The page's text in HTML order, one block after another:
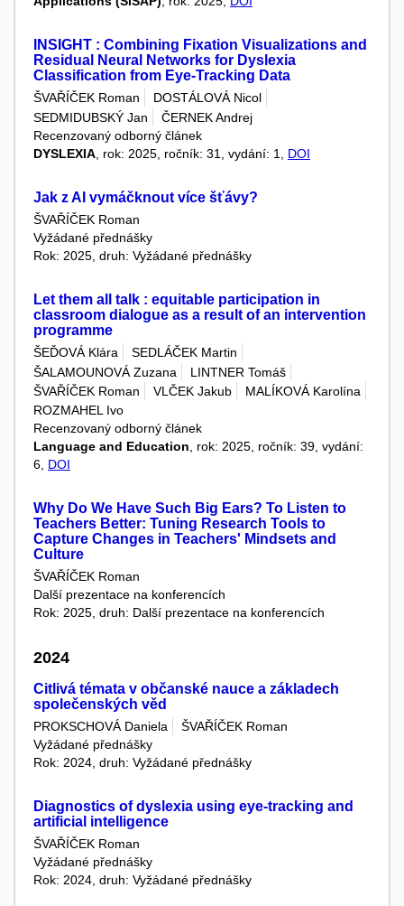
INSIGHT : Combining Fixation Visualizations and
Residual Neural Networks for Dyslexia
Classification from Eye-Tracking Data
ŠVAŘÍČEK Roman
DOSTÁLOVÁ Nicol
SEDMIDUBSKÝ Jan
ČERNEK Andrej
Recenzovaný odborný článek
DYSLEXIA , rok: 2025, ročník: 31, vydání: 1, DOI
Jak z AI vymáčknout více šťávy?
ŠVAŘÍČEK Roman
Vyžádané přednášky
Rok: 2025, druh: Vyžádané přednášky
Let them all talk : equitable participation in
classroom dialogue as a result of an intervention
programme
ŠEĎOVÁ Klára
SEDLÁČEK Martin
ŠALAMOUNOVÁ Zuzana
LINTNER Tomáš
ŠVAŘÍČEK Roman
VLČEK Jakub
MALÍKOVÁ Karolína
ROZMAHEL Ivo
Recenzovaný odborný článek
Language and Education , rok: 2025, ročník: 39, vydání:
6, DOI
Why Do We Have Such Big Ears? To Listen to
Teachers Better: Tuning Research Tools to
Capture Changes in Teachers' Mindsets and
Culture
ŠVAŘÍČEK Roman
Další prezentace na konferencích
Rok: 2025, druh: Další prezentace na konferencích
2024
Citlivá témata v občanské nauce a základech
společenských věd
PROKSCHOVÁ Daniela
ŠVAŘÍČEK Roman
Vyžádané přednášky
Rok: 2024, druh: Vyžádané přednášky
Diagnostics of dyslexia using eye-tracking and
artificial intelligence
ŠVAŘÍČEK Roman
Vyžádané přednášky
Rok: 2024, druh: Vyžádané přednášky